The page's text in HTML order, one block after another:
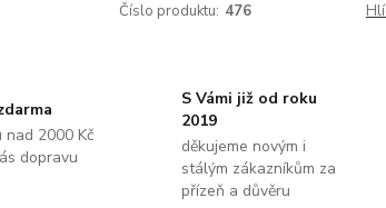
Číslo produktu: 476
nad 2000 Kč
dopravu
S Vámi již od roku
2019
děkujeme novým i
stálým zákazníkům za
přízeň a důvěru